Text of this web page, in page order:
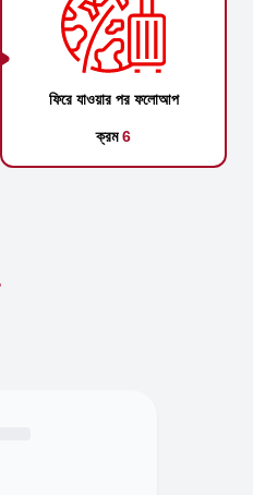
ফিরে যাওয়ার পর ফলোআপ
ক্রম6